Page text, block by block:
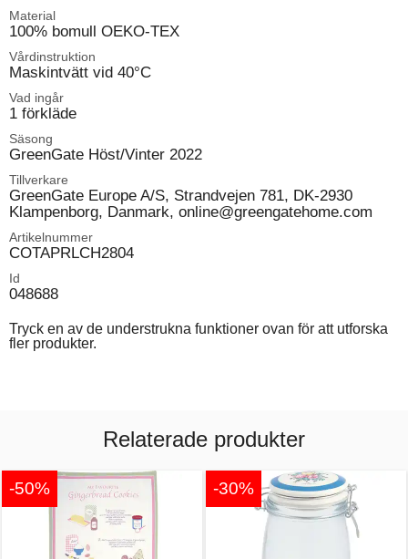
Material
100% bomull OEKO-TEX
Vårdinstruktion
Maskintvätt vid 40°C
Vad ingår
1 förkläde
Säsong
GreenGate Höst/Vinter 2022
Tillverkare
GreenGate Europe A/S, Strandvejen 781, DK-2930
Klampenborg, Danmark, online@greengatehome.com
Artikelnummer
COTAPRLCH2804
Id
048688
Tryck en av de understrukna funktioner ovan för att utforska
fler produkter.
Relaterade produkter
-50% -30%